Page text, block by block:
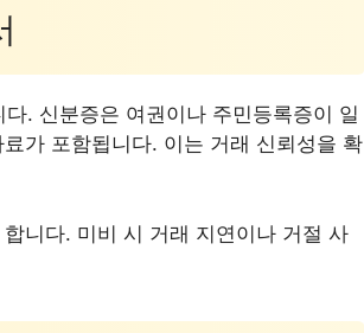
. 신분증은 여권이나 주민등록증이 일
가 포함됩니다. 이는 거래 신뢰성을 확
니다. 미비 시 거래 지연이나 거절 사